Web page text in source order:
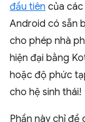
đầu tiên của các
Android có sẵn
cho phép nhà
hiện đại bằng
hoặc độ phức
cho hệ sinh thái!
Phần này chỉ đề